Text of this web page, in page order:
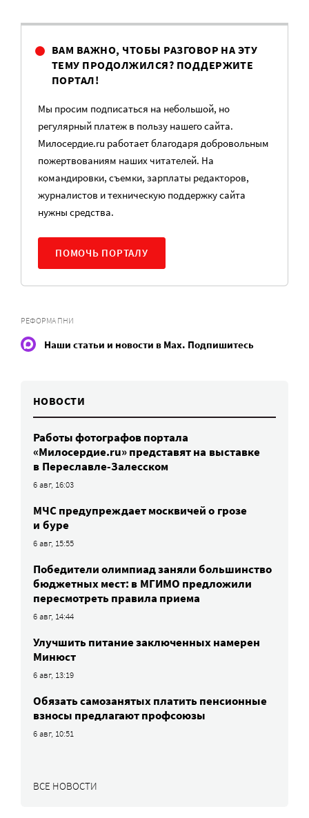
ВАМ ВАЖНО, ЧТОБЫ РАЗГОВОР НА ЭТУ
ТЕМУ ПРОДОЛЖИЛСЯ? ПОДДЕРЖИТЕ
ПОРТАЛ!
Мы просим подписаться на небольшой, но
регулярный платеж в пользу нашего сайта.
Милосердие.ru работает благодаря добровольным
пожертвованиям наших читателей. На
командировки, съемки, зарплаты редакторов,
журналистов и техническую поддержку сайта
нужны средства.
ПОМОЧЬ ПОРТАЛУ
РЕФОРМА ПНИ
Наши статьи и новости в Max. Подпишитесь
НОВОСТИ
Работы фотографов портала
«Милосердие.ru» представят на выставке
в Переславле-Залесском
6 авг, 16:03
МЧС предупреждает москвичей о грозе
и буре
6 авг, 15:55
Победители олимпиад заняли большинство
бюджетных мест: в МГИМО предложили
пересмотреть правила приема
6 авг, 14:44
Улучшить питание заключенных намерен
Минюст
6 авг, 13:19
Обязать самозанятых платить пенсионные
взносы предлагают профсоюзы
6 авг, 10:51
ВСЕ НОВОСТИ